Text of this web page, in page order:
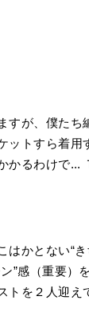
すが、僕たち
ットすら着用
るわけで...
かとない“
”感（重要）
を２人迎え